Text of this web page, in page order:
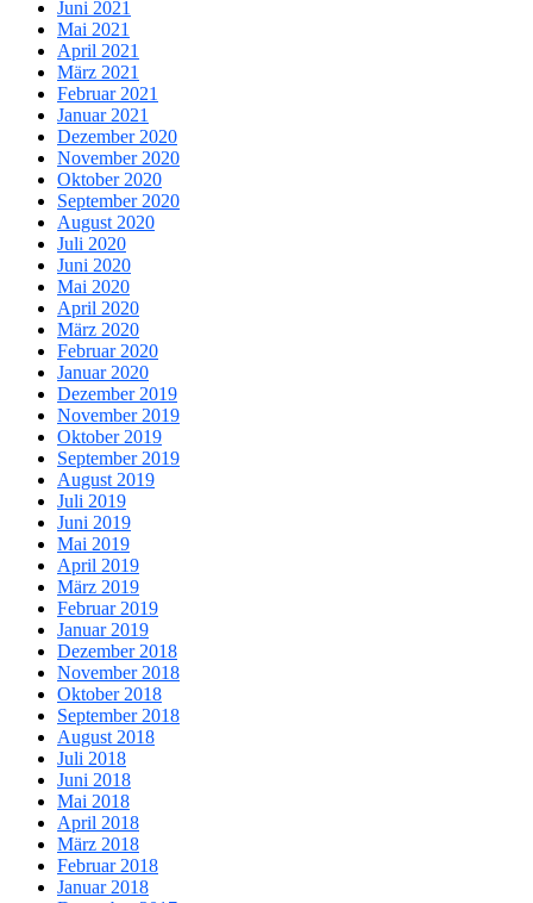
Juni 2021
Mai 2021
April 2021
März 2021
Februar 2021
Januar 2021
Dezember 2020
November 2020
Oktober 2020
September 2020
August 2020
Juli 2020
Juni 2020
Mai 2020
April 2020
März 2020
Februar 2020
Januar 2020
Dezember 2019
November 2019
Oktober 2019
September 2019
August 2019
Juli 2019
Juni 2019
Mai 2019
April 2019
März 2019
Februar 2019
Januar 2019
Dezember 2018
November 2018
Oktober 2018
September 2018
August 2018
Juli 2018
Juni 2018
Mai 2018
April 2018
März 2018
Februar 2018
Januar 2018